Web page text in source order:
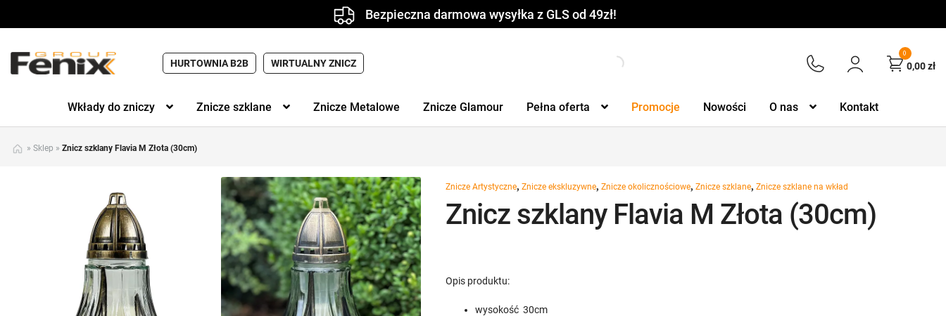
Bezpieczna darmowa wysyłka z GLS od 49zł!
HURTOWNIA B2B WIRTUALNY ZNICZ
0
0,00zł
Wkłady do zniczy Znicze szklane Znicze Metalowe Znicze Glamour Pełna oferta Promocje Nowości O nas Kontakt
» Sklep » Znicz szklany Flavia M Złota (30cm)
Znicze Artystyczne,Znicze ekskluzywne,Znicze okolicznościowe,Znicze szklane,Znicze szklane na wkład
Znicz szklany Flavia M Złota (30cm)
Opis produktu:
wysokość 30cm